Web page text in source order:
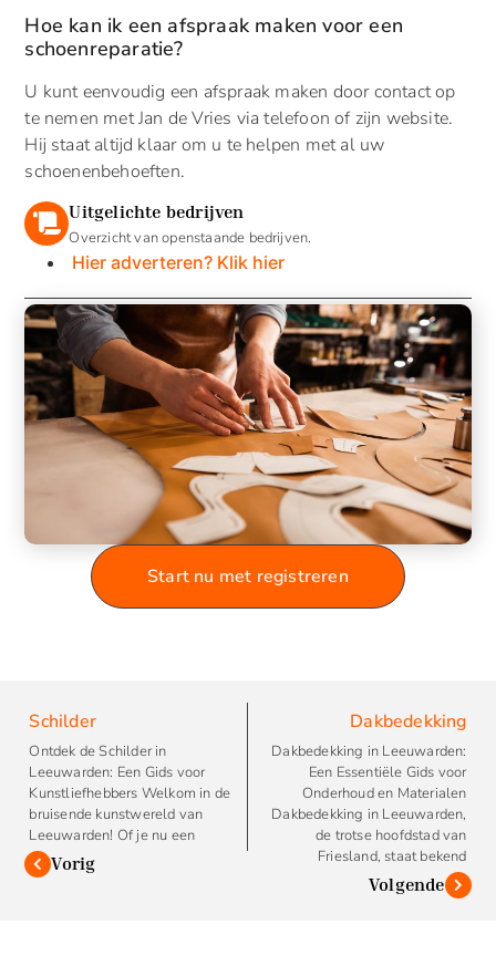
Hoe kan ik een afspraak maken voor een
schoenreparatie?
U kunt eenvoudig een afspraak maken door contact op
te nemen met Jan de Vries via telefoon of zijn website.
Hij staat altijd klaar om u te helpen met al uw
schoenenbehoeften.
Uitgelichte bedrijven
Overzicht van openstaande bedrijven.
Hier adverteren? Klik hier
Start nu met registreren
Schilder
Ontdek de Schilder in
Leeuwarden: Een Gids voor
Kunstliefhebbers Welkom in de
bruisende kunstwereld van
Leeuwarden! Of je nu een
Vorig
Dakbedekking
Dakbedekking in Leeuwarden:
Een Essentiële Gids voor
Onderhoud en Materialen
Dakbedekking in Leeuwarden,
de trotse hoofdstad van
Friesland, staat bekend
Volgende